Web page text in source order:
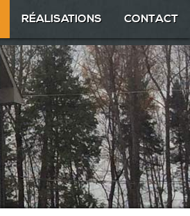
RÉALISATIONS CONTACT